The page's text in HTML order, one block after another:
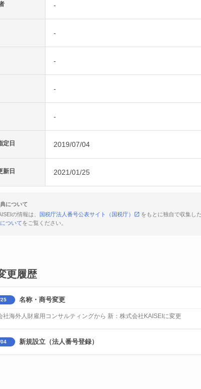
-
-
-
-
-
定日 2019/07/04
新日 2021/01/25
について
の情報は、
国税庁法人番号公表サイト（国税庁） をもとに独自で収集し
ついてをご覧ください。
更履歴
名称・商号変更
社海外人財雇用コンサルティングから 新：株式会社KAISEIに変更
新規設立（法人番号登録）